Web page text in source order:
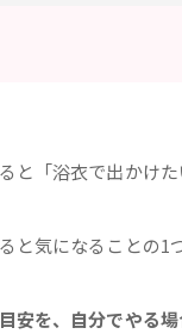
と「浴衣で出かけ
と気になることの
安を、自分でやる